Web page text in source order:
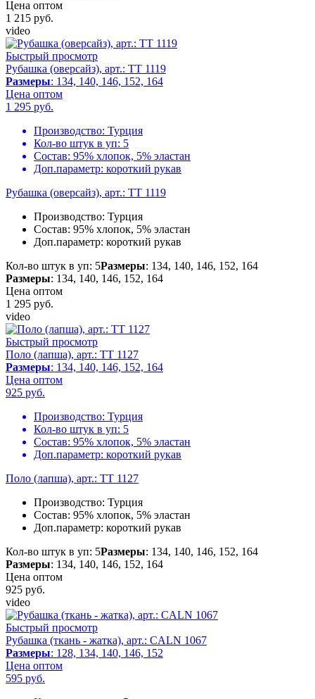
Цена оптом
1 215 руб.
video
Быстрый просмотр
Рубашка (оверсайз), арт.: TT 1119
Размеры: 134, 140, 146, 152, 164
Цена оптом
1 295 руб.
Производство: Турция
Кол-во штук в уп: 5
Состав: 95% хлопок, 5% эластан
Доп.параметр: короткий рукав
Рубашка (оверсайз), арт.: TT 1119
Производство: Турция
Состав: 95% хлопок, 5% эластан
Доп.параметр: короткий рукав
Кол-во штук в уп: 5Размеры: 134, 140, 146, 152, 164
Размеры: 134, 140, 146, 152, 164
Цена оптом
1 295 руб.
video
Быстрый просмотр
Поло (лапша), арт.: TT 1127
Размеры: 134, 140, 146, 152, 164
Цена оптом
925 руб.
Производство: Турция
Кол-во штук в уп: 5
Состав: 95% хлопок, 5% эластан
Доп.параметр: короткий рукав
Поло (лапша), арт.: TT 1127
Производство: Турция
Состав: 95% хлопок, 5% эластан
Доп.параметр: короткий рукав
Кол-во штук в уп: 5Размеры: 134, 140, 146, 152, 164
Размеры: 134, 140, 146, 152, 164
Цена оптом
925 руб.
video
Быстрый просмотр
Рубашка (ткань - жатка), арт.: CALN 1067
Размеры: 128, 134, 140, 146, 152
Цена оптом
595 руб.